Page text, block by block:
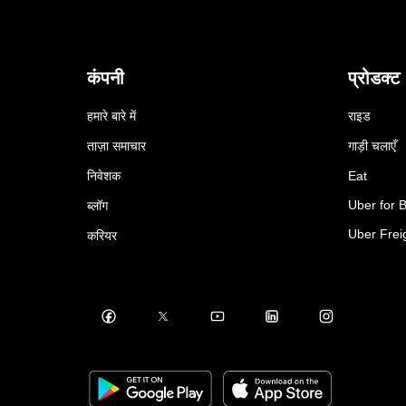
कंपनी
हमारे बारे में
ताज़ा समाचार
निवेशक
ब्लॉग
करियर
प्रोडक्ट
राइड
गाड़ी चलाएँ
Eat
Uber for
Uber